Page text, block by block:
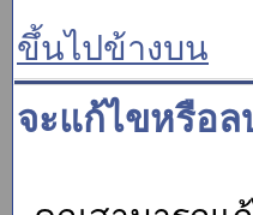
ขึ้นไปข้างบน
จะแก้ไขหรือล